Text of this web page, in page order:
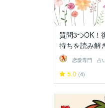
質問3つOK！
持ちを読み解
5.0 (4)